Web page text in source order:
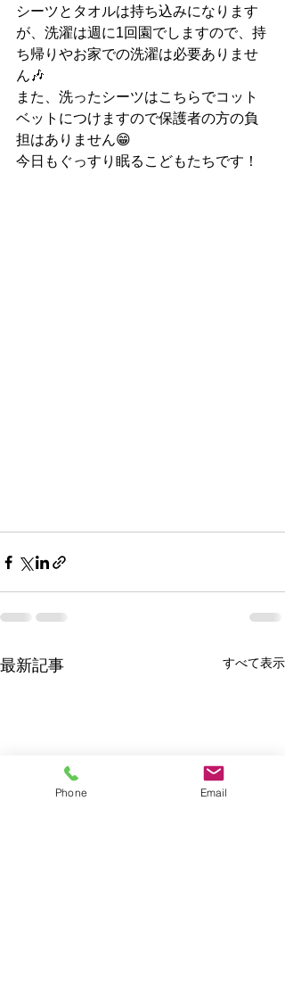
シーツとタオルは持ち込みになります
が、洗濯は週に1回園でしますので、持
ち帰りやお家での洗濯は必要ありませ
ん🎶
また、洗ったシーツはこちらでコット
ベットにつけますので保護者の方の負
担はありません😁
今日もぐっすり眠るこどもたちです！
最新記事 すべて表示
Phone Email